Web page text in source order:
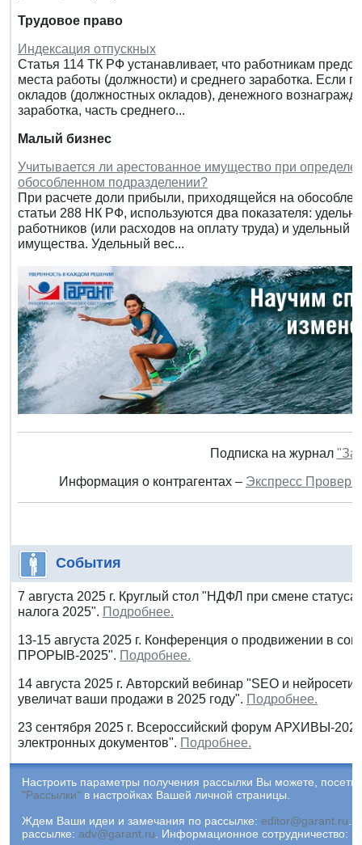
Трудовое право
Индексация отпускных
Статья 114 ТК РФ устанавливает, что работникам
места работы (должности) и среднего заработка. Если
окладов (должностных окладов), денежного
заработка, часть среднего...
Малый бизнес
Учитывается ли арестованное имущество при
обособленном подразделении?
При расчете доли прибыли, приходящейся на
статьи 288 НК РФ, используются два показателя:
работников (или расходов на оплату труда) и удельный
имущества. Удельный вес...
Подписка на журнал
Информация о контрагентах – Экспресс
События
7 августа 2025 г. Круглый стол "НДФЛ при смене
налога 2025". Подробнее.
13-15 августа 2025 г. Конференция о продвижении в
ПРОРЫВ-2025". Подробнее.
14 августа 2025 г. Авторский вебинар "SEO и нейросети:
увеличат ваши продажи в 2025 году". Подробнее.
23 сентября 2025 г. Всероссийский форум АРХИВЫ-
электронных документов". Подробнее.
Настроить параметры получения рассылки Вы можете,
"Рассылки" в настройках Вашей личной страницы.
Ждем Ваши идеи и замечания по рассылке: editor@garant.ru
рассылке: adv@garant.ru Информационное сотрудничество: